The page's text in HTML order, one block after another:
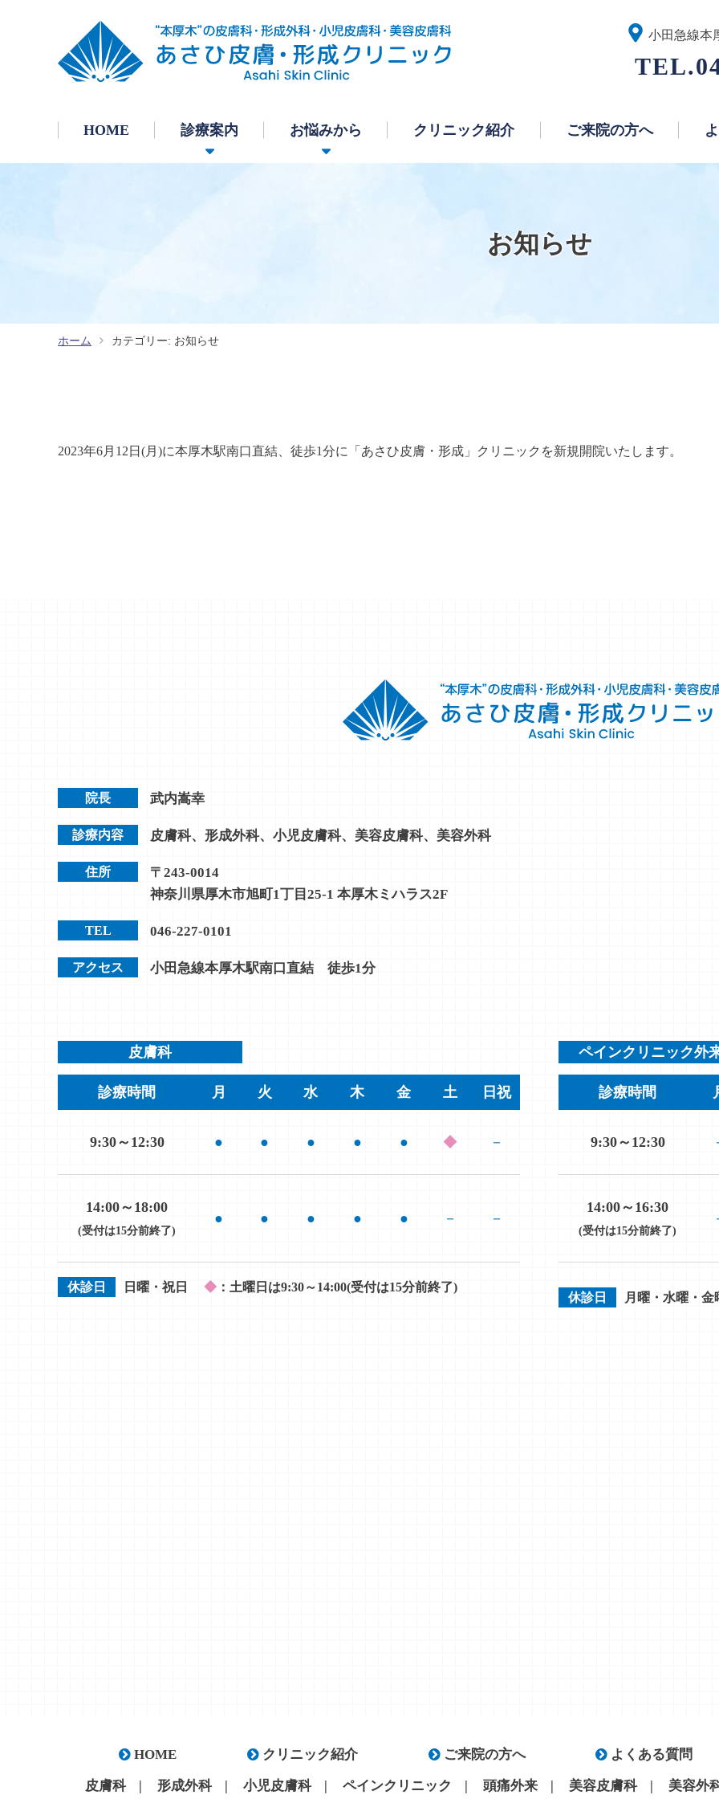
小田急線本
HOME 診療案内 お悩みから クリニック紹介 ご来院の方へ
お知らせ
ホーム カテゴリー: お知らせ
2023年6月12日(月)に本厚木駅南口直結、徒歩1分に「あさひ皮膚・形成」クリニックを新規開院いたします。
院長 武内嵩幸
診療内容 皮膚科、形成外科、小児皮膚科、美容皮膚科、美容外科
住所
〒243-0014
神奈川県厚木市旭町1丁目25-1 本厚木ミハラス2F
TEL 046-227-0101
アクセス 小田急線本厚木駅南口直結 徒歩1分
皮膚科
休診日 日曜・祝日 ◆ ：土曜日は9:30～14:00(受付は15分前終了)
診療時間 月 火 水 木 金 土 日祝
9:30～12:30 ● ● ● ● ● ◆ －
14:00～18:00
(受付は15分前終了)
● ● ● ● ● － －
ペインクリニック外
休診日 月曜・水曜・
診療時間
9:30～12:30
14:00～16:30
(受付は15分前終了)
HOME クリニック紹介 ご来院の方へ よくある質問
皮膚科 形成外科 小児皮膚科 ペインクリニック 頭痛外来 美容皮膚科 美容外